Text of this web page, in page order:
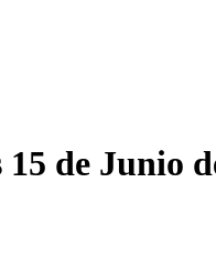
de Junio